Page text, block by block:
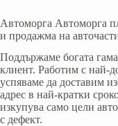
Автоморга Автоморга
и продажма на
Поддържаме богата
клиент. Работим с най-
успяваме да доставим
адрес в най-кратки
изкупува само цели
с дефект.